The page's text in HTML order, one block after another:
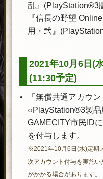
乱』(PlayStation®3
『信長の野望
用・弐』
2021年10月6日(
(11:30予定)
「無償共通アカウ
○PlayStation®3製品
GAMECITY市民ID
を付与します。
※2021年10月6日(水)定期
次アカウント付与を実施
がかかる場合があります。